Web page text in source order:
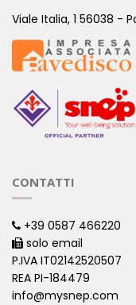
Viale Italia, 1 56038 -
CONTATTI
+39 0587 466220
solo email
P.IVA IT02142520507
REA PI-184479
info@mysnep.com